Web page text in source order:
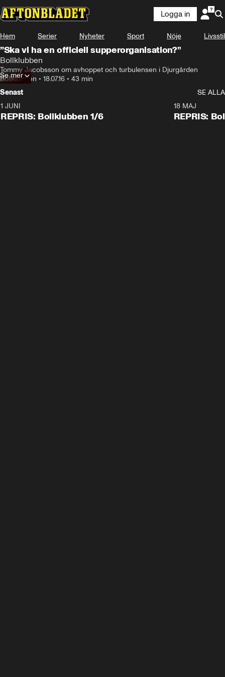
Logga in
Hem Serier Nyheter Sport Nöje Livsstil
”Ska vi ha en officiell supperorganisation?”
Bollklubben
Tommy Jacobsson om avhoppet och turbulensen i Djurgården
Bollklubben • 18.07.16 • 43 min
Se mer
Senast
SE ALLA
1 JUNI
REPRIS: Bollklubben 1/6
18 MAJ
REPRIS: